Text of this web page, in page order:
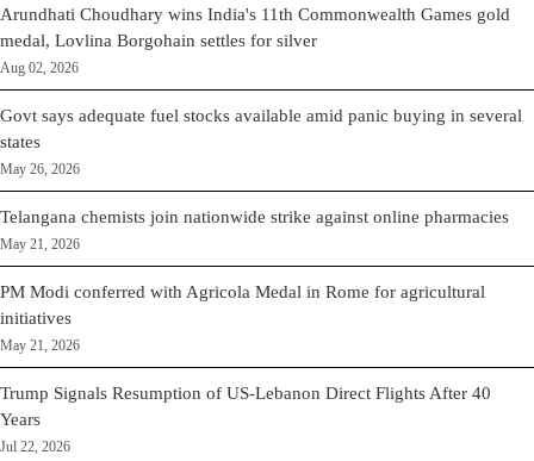
Arundhati Choudhary wins India's 11th Commonwealth Games gold
medal, Lovlina Borgohain settles for silver
Aug 02, 2026
Govt says adequate fuel stocks available amid panic buying in several
states
May 26, 2026
Telangana chemists join nationwide strike against online pharmacies
May 21, 2026
PM Modi conferred with Agricola Medal in Rome for agricultural
initiatives
May 21, 2026
Trump Signals Resumption of US-Lebanon Direct Flights After 40
Years
Jul 22, 2026